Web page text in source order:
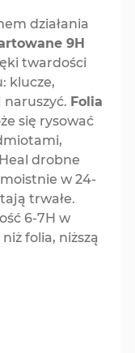
działania
9H
twardości
klucze,
naruszyć. Folia
się rysować
drobne
w 24-
trwałe.
6-7H w
folia, niższą